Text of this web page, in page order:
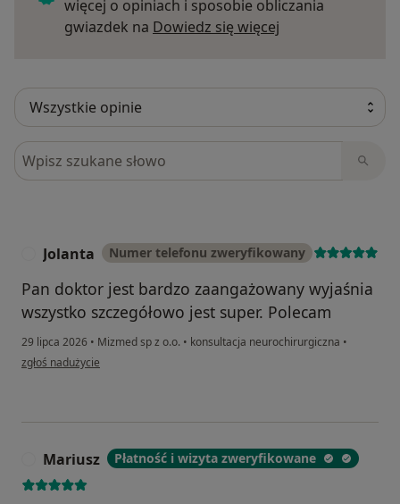
więcej o opiniach i sposobie obliczania
gwiazdek na Dowiedz się więcej
Szukaj w opiniach
Jolanta Numer telefonu zweryfikowany
Pan doktor jest bardzo zaangażowany wyjaśnia
wszystko szczegółowo jest super. Polecam
29 lipca 2026 • Mizmed sp z o.o. • konsultacja neurochirurgiczna •
w opinii użytkownika Jolanta
zgłoś nadużycie
Mariusz Płatność i wizyta zweryfikowane